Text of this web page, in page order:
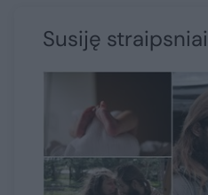
Susiję straipsniai